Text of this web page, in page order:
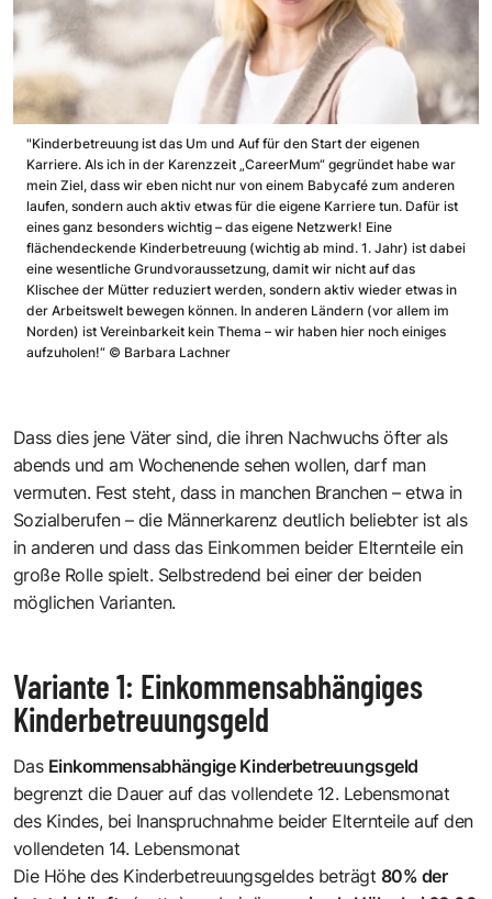
"Kinderbetreuung ist das Um und Auf für den Start der eigenen
Karriere. Als ich in der Karenzzeit „CareerMum“ gegründet habe war
mein Ziel, dass wir eben nicht nur von einem Babycafé zum anderen
laufen, sondern auch aktiv etwas für die eigene Karriere tun. Dafür ist
eines ganz besonders wichtig – das eigene Netzwerk! Eine
flächendeckende Kinderbetreuung (wichtig ab mind. 1. Jahr) ist dabei
eine wesentliche Grundvoraussetzung, damit wir nicht auf das
Klischee der Mütter reduziert werden, sondern aktiv wieder etwas in
der Arbeitswelt bewegen können. In anderen Ländern (vor allem im
Norden) ist Vereinbarkeit kein Thema – wir haben hier noch einiges
aufzuholen!“ © Barbara Lachner
Dass dies jene Väter sind, die ihren Nachwuchs öfter als
abends und am Wochenende sehen wollen, darf man
vermuten. Fest steht, dass in manchen Branchen – etwa in
Sozialberufen – die Männerkarenz deutlich beliebter ist als
in anderen und dass das Einkommen beider Elternteile ein
große Rolle spielt. Selbstredend bei einer der beiden
möglichen Varianten.
Variante 1: Einkommensabhängiges
Kinderbetreuungsgeld
Das Einkommensabhängige Kinderbetreuungsgeld
begrenzt die Dauer auf das vollendete 12. Lebensmonat
des Kindes, bei Inanspruchnahme beider Elternteile auf den
vollendeten 14. Lebensmonat
Die Höhe des Kinderbetreuungsgeldes beträgt 80% der